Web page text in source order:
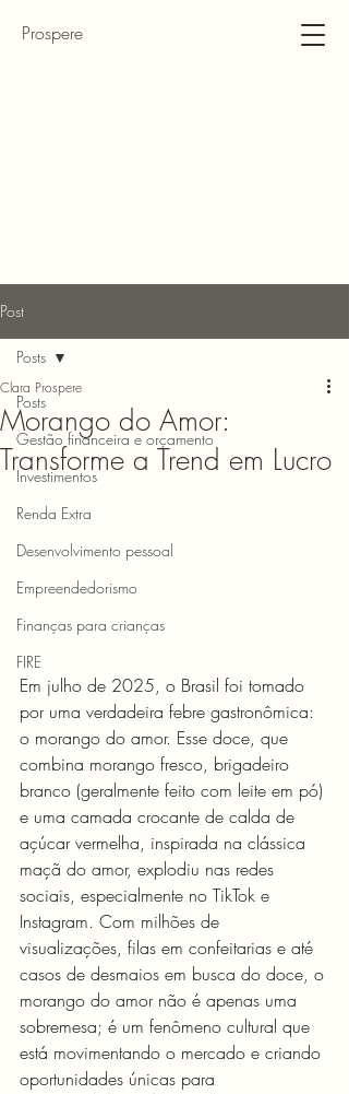
Prospere
Post
Posts
Gestão financeira e orçamento
Investimentos
Renda Extra
Desenvolvimento pessoal
Empreendedorismo
Finanças para crianças
FIRE
Posts
Morango do Amor:
Transforme a Trend em Lucro
Clara Prospere
Em julho de 2025, o Brasil foi tomado
por uma verdadeira febre gastronômica:
o morango do amor. Esse doce, que
combina morango fresco, brigadeiro
branco (geralmente feito com leite em pó)
e uma camada crocante de calda de
açúcar vermelha, inspirada na clássica
maçã do amor, explodiu nas redes
sociais, especialmente no TikTok e
Instagram. Com milhões de
visualizações, filas em confeitarias e até
casos de desmaios em busca do doce, o
morango do amor não é apenas uma
sobremesa; é um fenômeno cultural que
está movimentando o mercado e criando
oportunidades únicas para